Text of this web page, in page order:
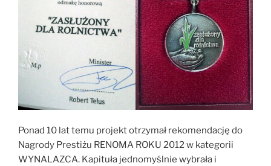
Ponad 10 lat temu projekt otrzymał rekomendację do
Nagrody Prestiżu RENOMA ROKU 2012 w kategorii
WYNALAZCA. Kapituła jednomyślnie wybrała i